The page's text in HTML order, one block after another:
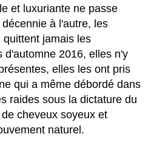
et luxuriante ne passe
à l'autre, les
jamais les
d'automne 2016, elles n'y
elles les ont pris
qui a même débordé dans
raides sous la dictature du
cheveux soyeux et
naturel.